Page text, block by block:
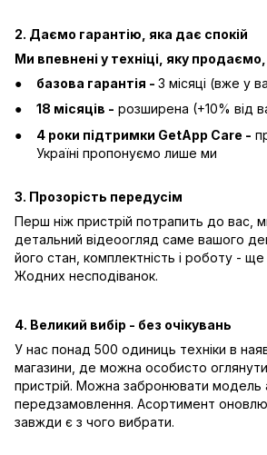
2. Даємо гарантію, яка дає спокій
Ми впевнені у техніці, яку
базова гарантія - 3 місяці (вже у
18 місяців - розширена (+10% від
4 роки підтримки GetApp Care -
Україні пропонуємо лише ми
3. Прозорість передусім
Перш ніж пристрій потрапить до вас,
детальний відеоогляд саме вашого
його стан, комплектність і роботу - ще
Жодних несподіванок.
4. Великий вибір - без очікувань
У нас понад 500 одиниць техніки в
магазини, де можна особисто
пристрій. Можна забронювати модель
передзамовлення. Асортимент
завжди є з чого вибрати.